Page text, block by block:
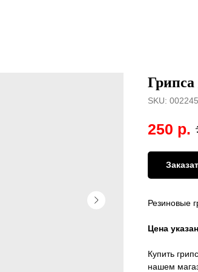
Грипса
SKU:
250 р.
Резиновые
Цена
Купить
нашем